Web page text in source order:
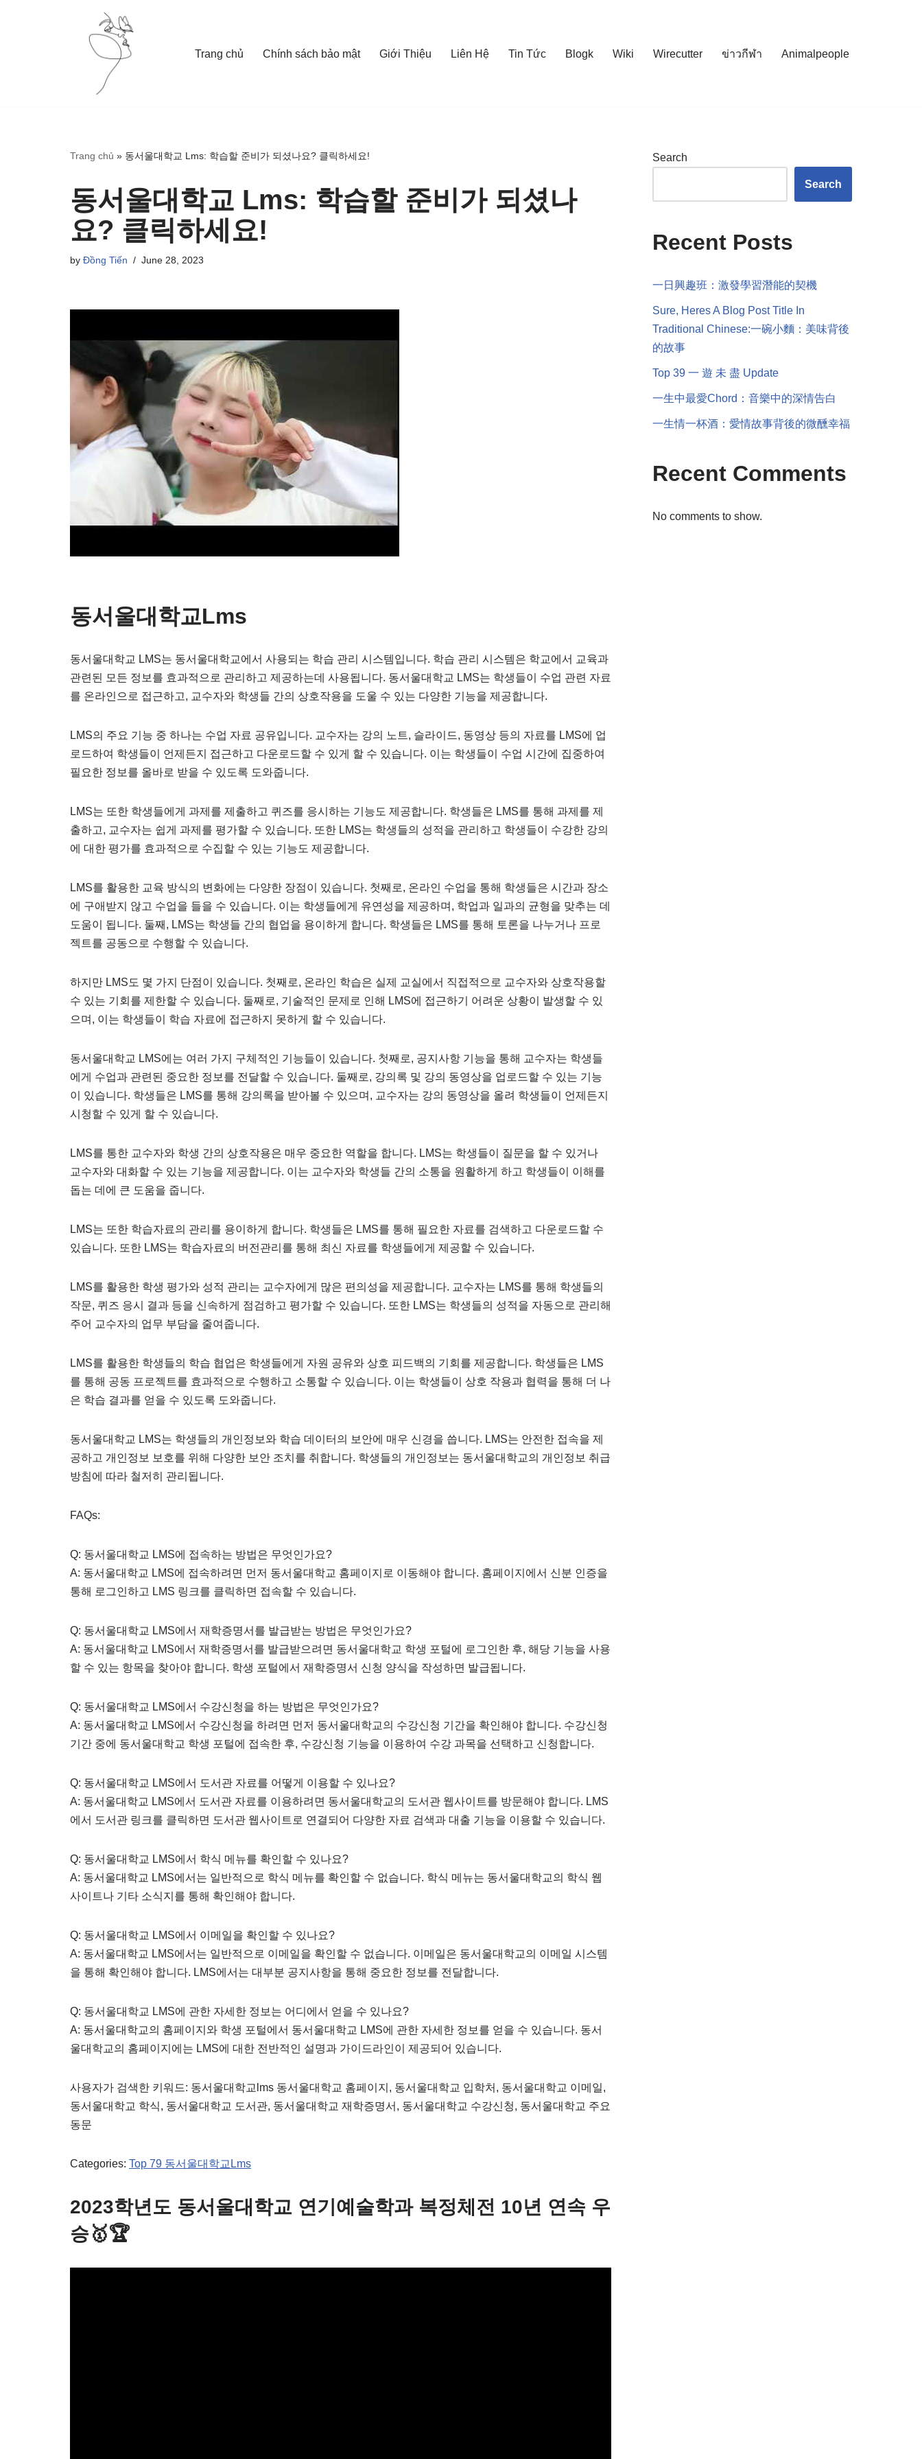
Trang chủ Chính sách bảo mật Giới Thiệu Liên Hệ Tin Tức Blogk Wiki Wirecutter ข่าวกีฬา Animalpeople
Trang chủ » 동서울대학교 Lms: 학습할 준비가 되셨나요? 클릭하세요!
동서울대학교 Lms: 학습할 준비가 되셨나
요? 클릭하세요!
by Đồng Tiến June 28, 2023
동서울대학교Lms
동서울대학교 LMS는 동서울대학교에서 사용되는 학습 관리 시스템입니다. 학습 관리 시스템은 학교에서 교육과
관련된 모든 정보를 효과적으로 관리하고 제공하는데 사용됩니다. 동서울대학교 LMS는 학생들이 수업 관련 자료
를 온라인으로 접근하고, 교수자와 학생들 간의 상호작용을 도울 수 있는 다양한 기능을 제공합니다.
LMS의 주요 기능 중 하나는 수업 자료 공유입니다. 교수자는 강의 노트, 슬라이드, 동영상 등의 자료를 LMS에 업
로드하여 학생들이 언제든지 접근하고 다운로드할 수 있게 할 수 있습니다. 이는 학생들이 수업 시간에 집중하여
필요한 정보를 올바로 받을 수 있도록 도와줍니다.
LMS는 또한 학생들에게 과제를 제출하고 퀴즈를 응시하는 기능도 제공합니다. 학생들은 LMS를 통해 과제를 제
출하고, 교수자는 쉽게 과제를 평가할 수 있습니다. 또한 LMS는 학생들의 성적을 관리하고 학생들이 수강한 강의
에 대한 평가를 효과적으로 수집할 수 있는 기능도 제공합니다.
LMS를 활용한 교육 방식의 변화에는 다양한 장점이 있습니다. 첫째로, 온라인 수업을 통해 학생들은 시간과 장소
에 구애받지 않고 수업을 들을 수 있습니다. 이는 학생들에게 유연성을 제공하며, 학업과 일과의 균형을 맞추는 데
도움이 됩니다. 둘째, LMS는 학생들 간의 협업을 용이하게 합니다. 학생들은 LMS를 통해 토론을 나누거나 프로
젝트를 공동으로 수행할 수 있습니다.
하지만 LMS도 몇 가지 단점이 있습니다. 첫째로, 온라인 학습은 실제 교실에서 직접적으로 교수자와 상호작용할
수 있는 기회를 제한할 수 있습니다. 둘째로, 기술적인 문제로 인해 LMS에 접근하기 어려운 상황이 발생할 수 있
으며, 이는 학생들이 학습 자료에 접근하지 못하게 할 수 있습니다.
동서울대학교 LMS에는 여러 가지 구체적인 기능들이 있습니다. 첫째로, 공지사항 기능을 통해 교수자는 학생들
에게 수업과 관련된 중요한 정보를 전달할 수 있습니다. 둘째로, 강의록 및 강의 동영상을 업로드할 수 있는 기능
이 있습니다. 학생들은 LMS를 통해 강의록을 받아볼 수 있으며, 교수자는 강의 동영상을 올려 학생들이 언제든지
시청할 수 있게 할 수 있습니다.
LMS를 통한 교수자와 학생 간의 상호작용은 매우 중요한 역할을 합니다. LMS는 학생들이 질문을 할 수 있거나
교수자와 대화할 수 있는 기능을 제공합니다. 이는 교수자와 학생들 간의 소통을 원활하게 하고 학생들이 이해를
돕는 데에 큰 도움을 줍니다.
LMS는 또한 학습자료의 관리를 용이하게 합니다. 학생들은 LMS를 통해 필요한 자료를 검색하고 다운로드할 수
있습니다. 또한 LMS는 학습자료의 버전관리를 통해 최신 자료를 학생들에게 제공할 수 있습니다.
LMS를 활용한 학생 평가와 성적 관리는 교수자에게 많은 편의성을 제공합니다. 교수자는 LMS를 통해 학생들의
작문, 퀴즈 응시 결과 등을 신속하게 점검하고 평가할 수 있습니다. 또한 LMS는 학생들의 성적을 자동으로 관리해
주어 교수자의 업무 부담을 줄여줍니다.
LMS를 활용한 학생들의 학습 협업은 학생들에게 자원 공유와 상호 피드백의 기회를 제공합니다. 학생들은 LMS
를 통해 공동 프로젝트를 효과적으로 수행하고 소통할 수 있습니다. 이는 학생들이 상호 작용과 협력을 통해 더 나
은 학습 결과를 얻을 수 있도록 도와줍니다.
동서울대학교 LMS는 학생들의 개인정보와 학습 데이터의 보안에 매우 신경을 씁니다. LMS는 안전한 접속을 제
공하고 개인정보 보호를 위해 다양한 보안 조치를 취합니다. 학생들의 개인정보는 동서울대학교의 개인정보 취급
방침에 따라 철저히 관리됩니다.
FAQs:
Q: 동서울대학교 LMS에 접속하는 방법은 무엇인가요?
A: 동서울대학교 LMS에 접속하려면 먼저 동서울대학교 홈페이지로 이동해야 합니다. 홈페이지에서 신분 인증을
통해 로그인하고 LMS 링크를 클릭하면 접속할 수 있습니다.
Q: 동서울대학교 LMS에서 재학증명서를 발급받는 방법은 무엇인가요?
A: 동서울대학교 LMS에서 재학증명서를 발급받으려면 동서울대학교 학생 포털에 로그인한 후, 해당 기능을 사용
할 수 있는 항목을 찾아야 합니다. 학생 포털에서 재학증명서 신청 양식을 작성하면 발급됩니다.
Q: 동서울대학교 LMS에서 수강신청을 하는 방법은 무엇인가요?
A: 동서울대학교 LMS에서 수강신청을 하려면 먼저 동서울대학교의 수강신청 기간을 확인해야 합니다. 수강신청
기간 중에 동서울대학교 학생 포털에 접속한 후, 수강신청 기능을 이용하여 수강 과목을 선택하고 신청합니다.
Q: 동서울대학교 LMS에서 도서관 자료를 어떻게 이용할 수 있나요?
A: 동서울대학교 LMS에서 도서관 자료를 이용하려면 동서울대학교의 도서관 웹사이트를 방문해야 합니다. LMS
에서 도서관 링크를 클릭하면 도서관 웹사이트로 연결되어 다양한 자료 검색과 대출 기능을 이용할 수 있습니다.
Q: 동서울대학교 LMS에서 학식 메뉴를 확인할 수 있나요?
A: 동서울대학교 LMS에서는 일반적으로 학식 메뉴를 확인할 수 없습니다. 학식 메뉴는 동서울대학교의 학식 웹
사이트나 기타 소식지를 통해 확인해야 합니다.
Q: 동서울대학교 LMS에서 이메일을 확인할 수 있나요?
A: 동서울대학교 LMS에서는 일반적으로 이메일을 확인할 수 없습니다. 이메일은 동서울대학교의 이메일 시스템
을 통해 확인해야 합니다. LMS에서는 대부분 공지사항을 통해 중요한 정보를 전달합니다.
Q: 동서울대학교 LMS에 관한 자세한 정보는 어디에서 얻을 수 있나요?
A: 동서울대학교의 홈페이지와 학생 포털에서 동서울대학교 LMS에 관한 자세한 정보를 얻을 수 있습니다. 동서
울대학교의 홈페이지에는 LMS에 대한 전반적인 설명과 가이드라인이 제공되어 있습니다.
사용자가 검색한 키워드: 동서울대학교lms 동서울대학교 홈페이지, 동서울대학교 입학처, 동서울대학교 이메일,
동서울대학교 학식, 동서울대학교 도서관, 동서울대학교 재학증명서, 동서울대학교 수강신청, 동서울대학교 주요
동문
Categories: Top 79 동서울대학교Lms
2023학년도 동서울대학교 연기예술학과 복정체전 10년 연속 우
승🥇🏆
Search
Search
Recent Posts
一日興趣班：激發學習潛能的契機
Sure, Heres A Blog Post Title In
Traditional Chinese:一碗小麵：美味背後
的故事
Top 39 一 遊 未 盡 Update
一生中最愛Chord：音樂中的深情告白
一生情一杯酒：愛情故事背後的微醺幸福
Recent Comments
No comments to show.